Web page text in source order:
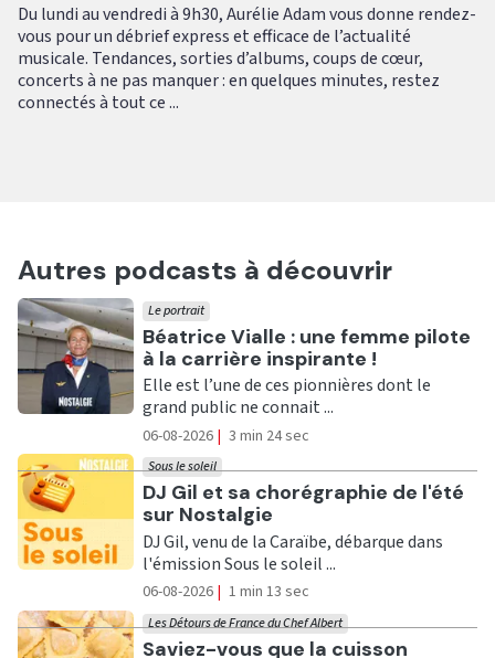
Du lundi au vendredi à 9h30, Aurélie Adam vous donne rendez-
vous pour un débrief express et efficace de l’actualité
musicale. Tendances, sorties d’albums, coups de cœur,
concerts à ne pas manquer : en quelques minutes, restez
connectés à tout ce ...
Autres podcasts à découvrir
Ecouter
Béatrice Vialle : une femme pilote
à la carrière inspirante !
Le portrait
Elle est l’une de ces pionnières dont le
grand public ne connait ...
06-08-2026 | 3 min 24 sec
Ecouter
DJ Gil et sa chorégraphie de l'été
sur Nostalgie
Sous le soleil
DJ Gil, venu de la Caraïbe, débarque dans
l'émission Sous le soleil ...
06-08-2026 | 1 min 13 sec
Ecouter
Saviez-vous que la cuisson
Les Détours de France du Chef Albert